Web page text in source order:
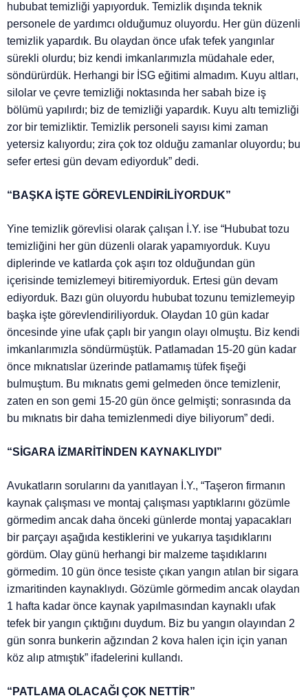
hububat temizliği yapıyorduk. Temizlik dışında teknik
personele de yardımcı olduğumuz oluyordu. Her gün düzenli
temizlik yapardık. Bu olaydan önce ufak tefek yangınlar
sürekli olurdu; biz kendi imkanlarımızla müdahale eder,
söndürürdük. Herhangi bir İSG eğitimi almadım. Kuyu altları,
silolar ve çevre temizliği noktasında her sabah bize iş
bölümü yapılırdı; biz de temizliği yapardık. Kuyu altı temizliği
zor bir temizliktir. Temizlik personeli sayısı kimi zaman
yetersiz kalıyordu; zira çok toz olduğu zamanlar oluyordu; bu
sefer ertesi gün devam ediyorduk” dedi.
“BAŞKA İŞTE GÖREVLENDİRİLİYORDUK”
Yine temizlik görevlisi olarak çalışan İ.Y. ise “Hububat tozu
temizliğini her gün düzenli olarak yapamıyorduk. Kuyu
diplerinde ve katlarda çok aşırı toz olduğundan gün
içerisinde temizlemeyi bitiremiyorduk. Ertesi gün devam
ediyorduk. Bazı gün oluyordu hububat tozunu temizlemeyip
başka işte görevlendiriliyorduk. Olaydan 10 gün kadar
öncesinde yine ufak çaplı bir yangın olayı olmuştu. Biz kendi
imkanlarımızla söndürmüştük. Patlamadan 15-20 gün kadar
önce mıknatıslar üzerinde patlamamış tüfek fişeği
bulmuştum. Bu mıknatıs gemi gelmeden önce temizlenir,
zaten en son gemi 15-20 gün önce gelmişti; sonrasında da
bu mıknatıs bir daha temizlenmedi diye biliyorum” dedi.
“SİGARA İZMARİTİNDEN KAYNAKLIYDI”
Avukatların sorularını da yanıtlayan İ.Y., “Taşeron firmanın
kaynak çalışması ve montaj çalışması yaptıklarını gözümle
görmedim ancak daha önceki günlerde montaj yapacakları
bir parçayı aşağıda kestiklerini ve yukarıya taşıdıklarını
gördüm. Olay günü herhangi bir malzeme taşıdıklarını
görmedim. 10 gün önce tesiste çıkan yangın atılan bir sigara
izmaritinden kaynaklıydı. Gözümle görmedim ancak olaydan
1 hafta kadar önce kaynak yapılmasından kaynaklı ufak
tefek bir yangın çıktığını duydum. Biz bu yangın olayından 2
gün sonra bunkerin ağzından 2 kova halen için için yanan
köz alıp atmıştık” ifadelerini kullandı.
“PATLAMA OLACAĞI ÇOK NETTİR”